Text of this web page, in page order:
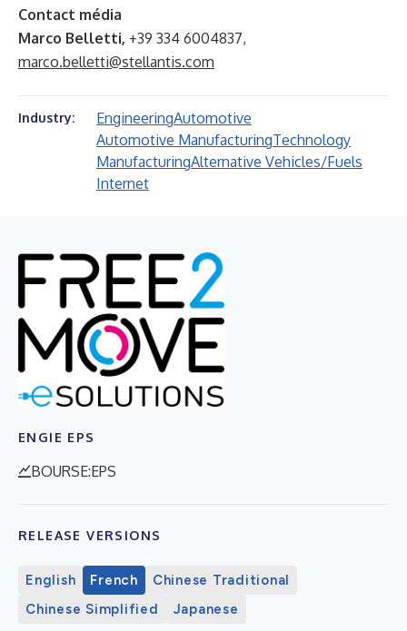
Contact média
Marco Belletti, +39 334 6004837,
marco.belletti@stellantis.com
Industry: EngineeringAutomotive
Automotive ManufacturingTechnology
ManufacturingAlternative Vehicles/Fuels
Internet
ENGIE EPS
BOURSE:EPS
RELEASE VERSIONS
English French
Chinese Traditional
Chinese Simplified
Japanese